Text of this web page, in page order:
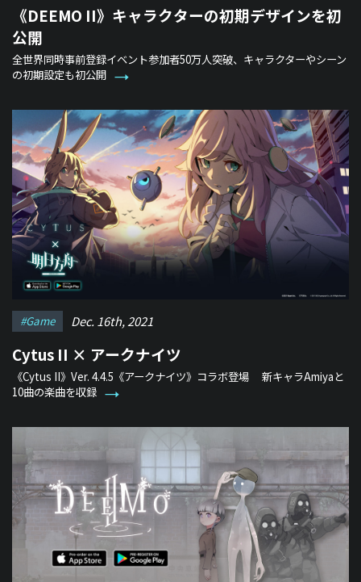
《DEEMO II》キャラクターの初期デザインを初
公開
全世界同時事前登録イベント参加者50万人突破、キャラクターやシーン
の初期設定も初公開
#game Dec. 16th, 2021
Cytus II × アークナイツ
《Cytus II》Ver. 4.4.5《アークナイツ》コラボ登場 新キャラAmiyaと
10曲の楽曲を収録